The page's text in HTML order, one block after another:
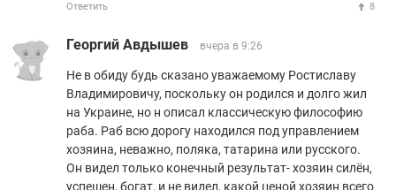
Ответить 8
Георгий Авдышев вчера в 9:26
Не в обиду будь сказано уважаемому Ростиславу
Владимировичу, поскольку он родился и долго жил
на Украине, но н описал классическую философию
раба. Раб всю дорогу находился под управлением
хозяина, неважно, поляка, татарина или русского.
Он видел только конечный результат- хозяин силён,
успешен, богат, и не видел, какой ценой хозяин всего